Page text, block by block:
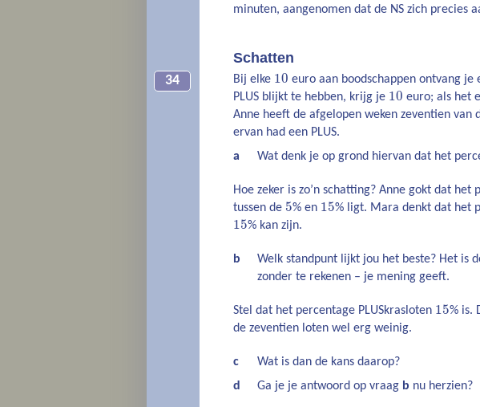
minuten, aangenomen dat de NS zich precies
Schatten
34 Bij elke 10 euro aan boodschappen ontvang
PLUS blijkt te hebben, krijg je 10 euro; als het
Anne heeft de afgelopen weken zeventien van
ervan had een PLUS.
a
Wat denk je op grond hiervan dat het
Hoe zeker is zo’n schatting? Anne gokt dat het
tussen de 5% en 15% ligt. Mara denkt dat het
15% kan zijn.
b
Welk standpunt lijkt jou het beste? Het is
zonder te rekenen – je mening geeft.
Stel dat het percentage PLUSkrasloten 15% is.
de zeventien loten wel erg weinig.
c
Wat is dan de kans daarop?
d
Ga je je antwoord op vraag b nu herzien?